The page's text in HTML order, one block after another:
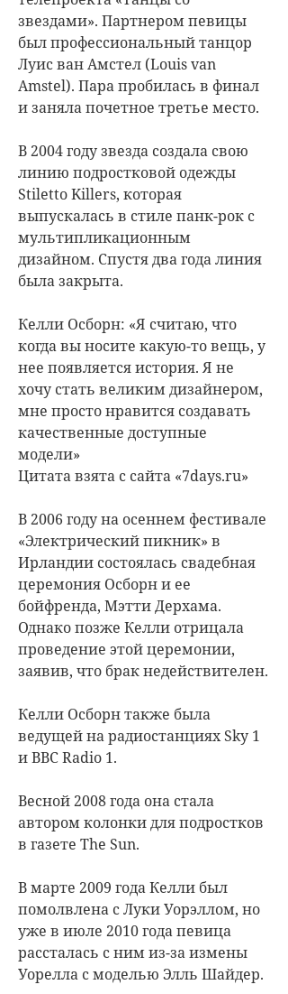
звездами». Партнером певицы
был профессиональный танцор
Луис ван Амстел (Louis van
Amstel). Пара пробилась в финал
и заняла почетное третье место.
В 2004 году звезда создала свою
линию подростковой одежды
Stiletto Killers, которая
выпускалась в стиле панк-рок с
мультипликационным
дизайном. Спустя два года линия
была закрыта.
Келли Осборн: «Я считаю, что
когда вы носите какую-то вещь, у
нее появляется история. Я не
хочу стать великим дизайнером,
мне просто нравится создавать
качественные доступные
модели»
Цитата взята с сайта «7days.ru»
В 2006 году на осеннем фестивале
«Электрический пикник» в
Ирландии состоялась свадебная
церемония Осборн и ее
бойфренда, Мэтти Дерхама.
Однако позже Келли отрицала
проведение этой церемонии,
заявив, что брак недействителен.
Келли Осборн также была
ведущей на радиостанциях Sky 1
и BBC Radio 1.
Весной 2008 года она стала
автором колонки для подростков
в газете The Sun.
В марте 2009 года Келли был
помолвлена с Луки Уорэллом, но
уже в июле 2010 года певица
рассталась с ним из-за измены
Уорелла с моделью Элль Шайдер.